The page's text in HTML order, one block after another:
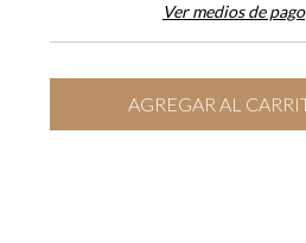
Ver medios de pago